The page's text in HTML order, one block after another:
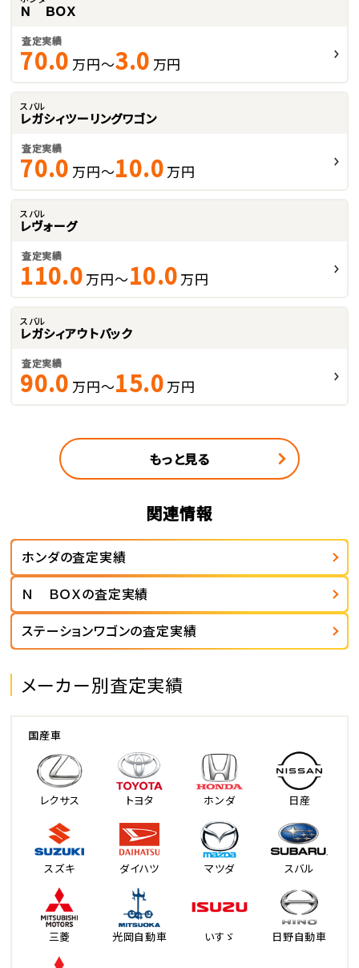
Ｎ ＢＯＸ
査定実績
70.0 万円～3.0 万円
スバル
レガシィツーリングワゴン
査定実績
70.0 万円～10.0 万円
スバル
レヴォーグ
査定実績
110.0 万円～10.0 万円
スバル
レガシィアウトバック
査定実績
90.0 万円～15.0 万円
もっと見る
関連情報
ホンダの査定実績
Ｎ ＢＯＸの査定実績
ステーションワゴンの査定実績
メーカー別査定実績
国産車
レクサス トヨタ ホンダ 日産
スズキ ダイハツ マツダ スバル
三菱 光岡自動車 いすゞ 日野自動車